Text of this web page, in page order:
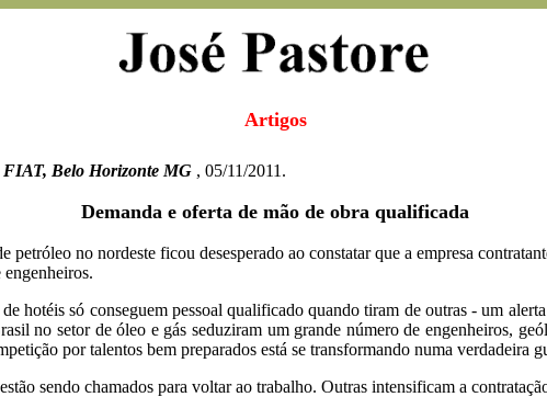
Artigos
FIAT, Belo Horizonte MG , 05/11/2011.
Demanda e oferta de mão de obra qualificada
petróleo no nordeste ficou desesperado ao constatar que a empresa
engenheiros.
hotéis só conseguem pessoal qualificado quando tiram de outras - um
no setor de óleo e gás seduziram um grande número de engenheiros,
por talentos bem preparados está se transformando numa verdadeira
sendo chamados para voltar ao trabalho. Outras intensificam a